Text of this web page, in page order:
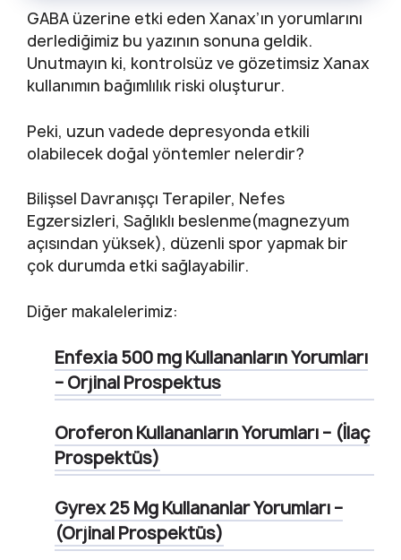
GABA üzerine etki eden Xanax’ın yorumlarını
derlediğimiz bu yazının sonuna geldik.
Unutmayın ki, kontrolsüz ve gözetimsiz Xanax
kullanımın bağımlılık riski oluşturur.
Peki, uzun vadede depresyonda etkili
olabilecek doğal yöntemler nelerdir?
Bilişsel Davranışçı Terapiler, Nefes
Egzersizleri, Sağlıklı beslenme(magnezyum
açısından yüksek), düzenli spor yapmak bir
çok durumda etki sağlayabilir.
Diğer makalelerimiz:
Enfexia 500 mg Kullananların Yorumları
– Orjinal Prospektus
Oroferon Kullananların Yorumları – (İlaç
Prospektüs)
Gyrex 25 Mg Kullananlar Yorumları –
(Orjinal Prospektüs)